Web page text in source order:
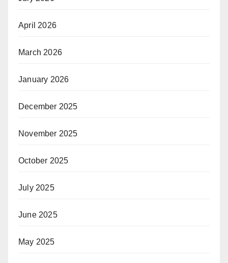
April 2026
March 2026
January 2026
December 2025
November 2025
October 2025
July 2025
June 2025
May 2025